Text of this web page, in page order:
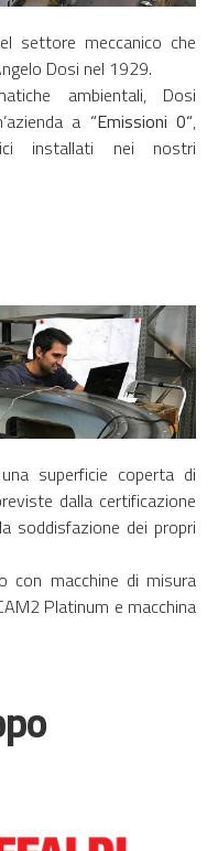
settore meccanico che
Dosi nel 1929.
ambientali, Dosi
a “Emissioni 0“,
installati nei nostri
superficie coperta di
dalla certificazione
soddisfazione dei propri
con macchine di misura
Platinum e macchina